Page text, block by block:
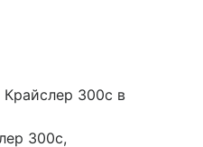
300с в
300с,